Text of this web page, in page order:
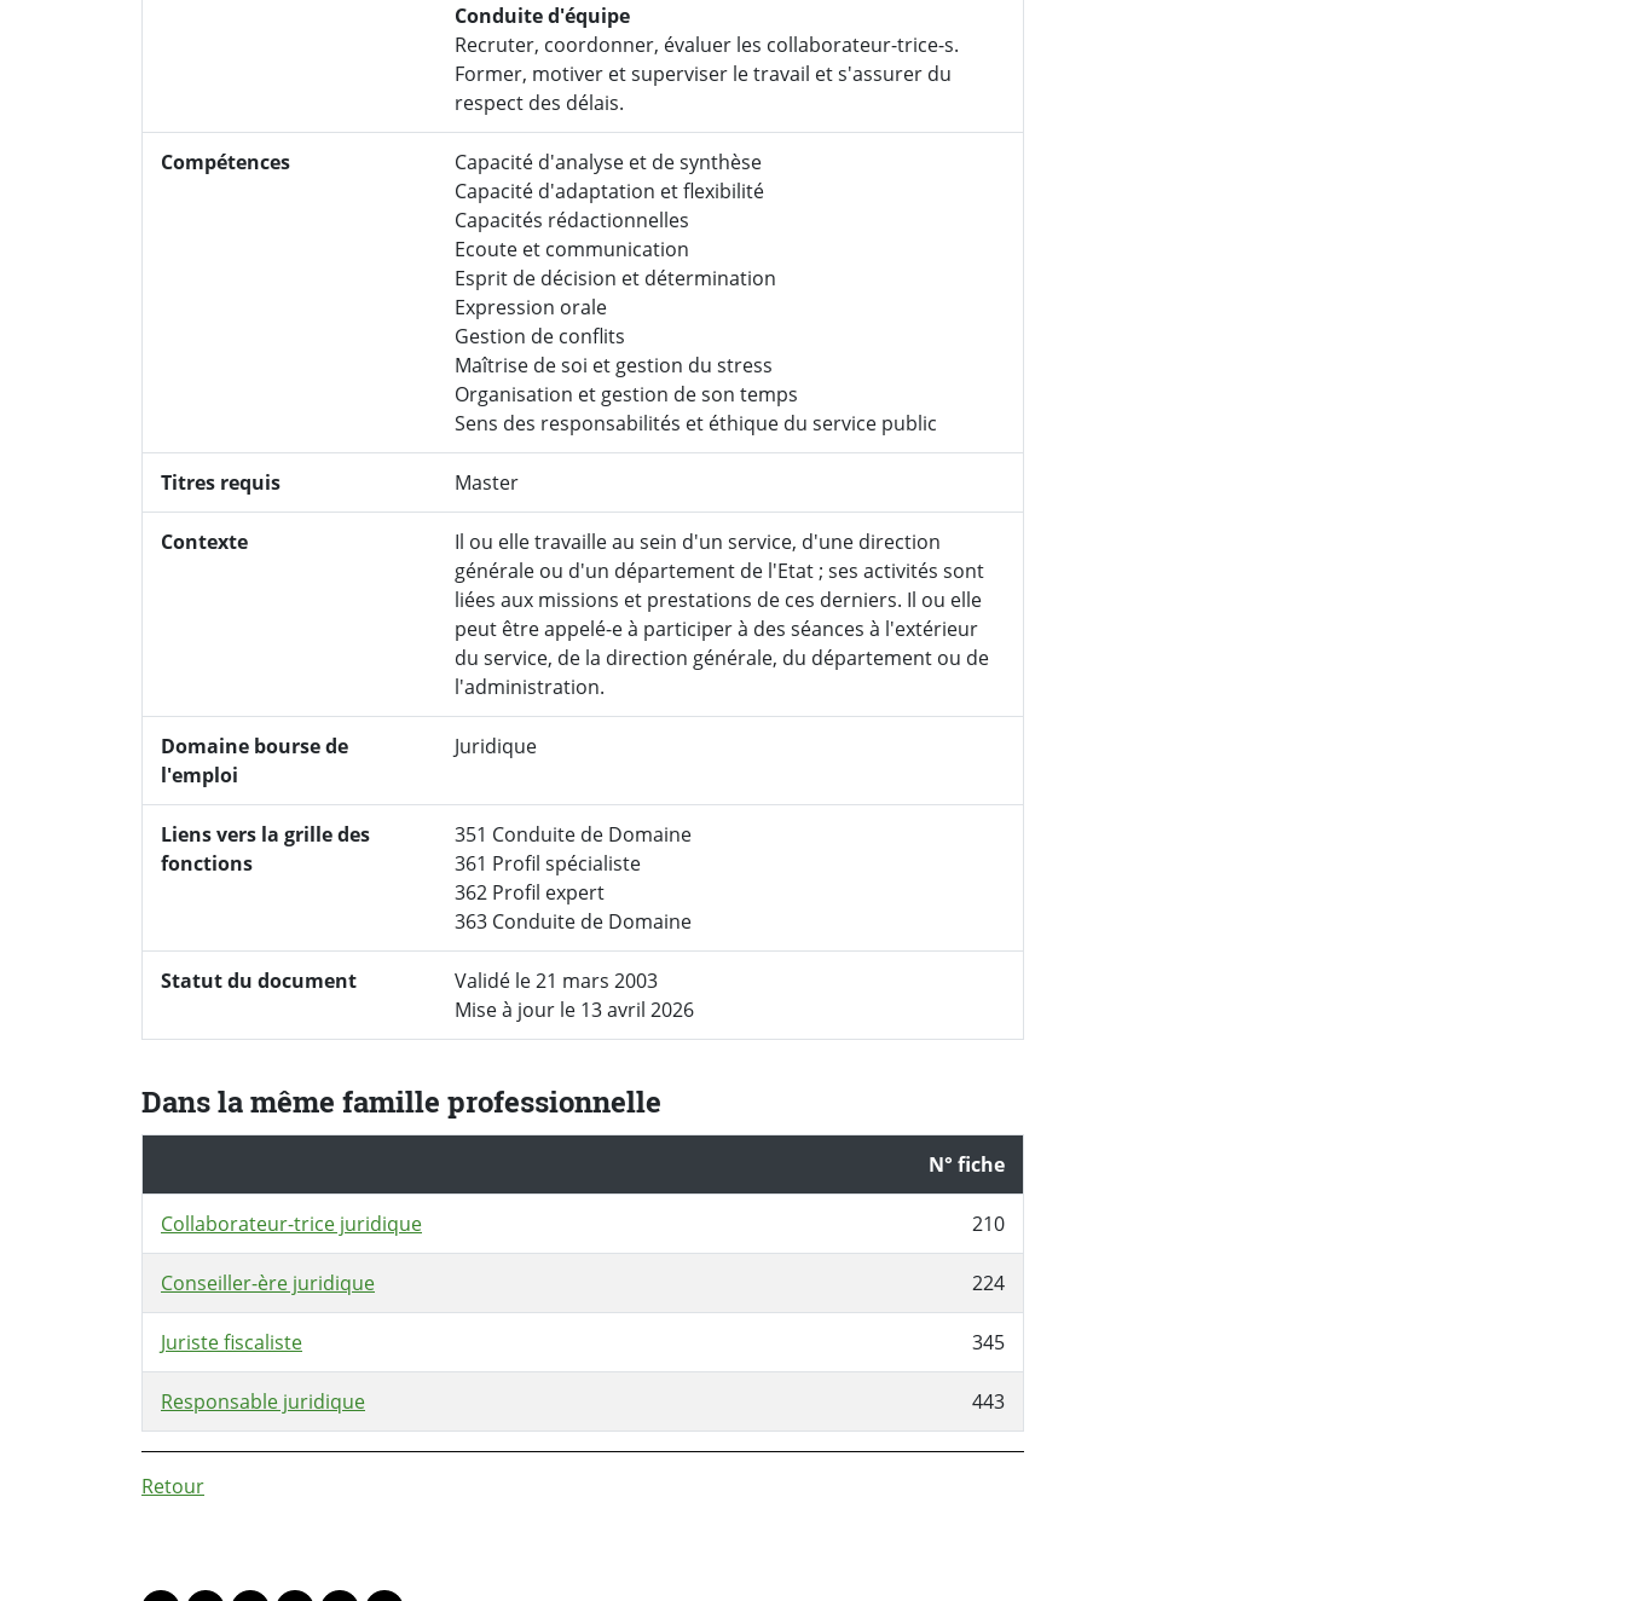
Conduite d'équipe
Recruter, coordonner, évaluer les collaborateur-trice-s.
Former, motiver et superviser le travail et s'assurer du
respect des délais.
Compétences
Capacité d'analyse et de synthèse
Capacité d'adaptation et flexibilité
Capacités rédactionnelles
Ecoute et communication
Esprit de décision et détermination
Expression orale
Gestion de conflits
Maîtrise de soi et gestion du stress
Organisation et gestion de son temps
Sens des responsabilités et éthique du service public
Titres requis Master
Contexte
Il ou elle travaille au sein d'un service, d'une direction
générale ou d'un département de l'Etat ; ses activités sont
liées aux missions et prestations de ces derniers. Il ou elle
peut être appelé-e à participer à des séances à l'extérieur
du service, de la direction générale, du département ou de
l'administration.
Domaine bourse de
l'emploi
Juridique
Liens vers la grille des
fonctions
351 Conduite de Domaine
361 Profil spécialiste
362 Profil expert
363 Conduite de Domaine
Statut du document
Validé le 21 mars 2003
Mise à jour le 13 avril 2026
Dans la même famille professionnelle
N° fiche
Collaborateur-trice juridique 210
Conseiller-ère juridique 224
Juriste fiscaliste 345
Responsable juridique 443
Retour